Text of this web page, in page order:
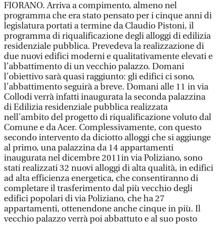
FIORANO. Arriva a compimento, almeno nel
programma che era stato pensato per i cinque anni di
legislatura portati a termine da Claudio Pistoni, il
programma di riqualificazione degli alloggi di edilizia
residenziale pubblica. Prevedeva la realizzazione di
due nuovi edifici moderni e qualitativamente elevati e
l’abbattimento di un vecchio palazzo. Domani
l’obiettivo sarà quasi raggiunto: gli edifici ci sono,
l’abbattimento seguirà a breve. Domani alle 11 in via
Collodi verrà infatti inaugurata la seconda palazzina
di Edilizia residenziale pubblica realizzata
nell’ambito del progetto di riqualificazione voluto dal
Comune e da Acer. Complessivamente, con questo
secondo intervento da diciotto alloggi che si aggiunge
al primo, una palazzina da 14 appartamenti
inaugurata nel dicembre 2011in via Poliziano, sono
stati realizzati 32 nuovi alloggi di alta qualità, in edifici
ad alta efficienza energetica, che consentiranno di
completare il trasferimento dal più vecchio degli
edifici popolari di via Poliziano, che ha 27
appartamenti, ottenendone anche cinque in più. Il
vecchio palazzo verrà poi abbattuto e al suo posto